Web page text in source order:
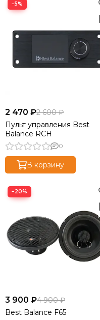
−5%
2 470 ₽2 600 ₽
Пульт управления Best
Balance RCH
0
В корзину
−20%
3 900 ₽4 900 ₽
Best Balance F65